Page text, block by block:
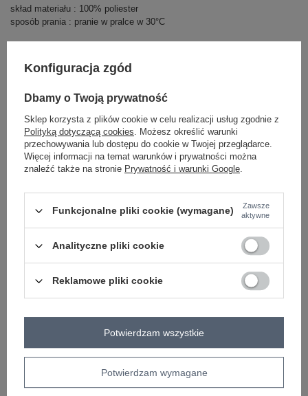
skład materiału : 100% poliester
sposób prania : pranie w pralce w 30°C
Marka
OCH BELLA
materiał
dominujący
poliester
długość
długa
cechy
dodatkowe
z podszewką kieszenie z paskiem jednorzędowy
bez kaptura
wypełnienie
nie dotyczy
guziki
jednorzędowe
pranie w pralce w 30°C
OPIS PRODUKTU
Konfiguracja zgód
Dbamy o Twoją prywatność
Sklep korzysta z plików cookie w celu realizacji usług zgodnie z
Polityką dotyczącą cookies. Możesz określić warunki
przechowywania lub dostępu do cookie w Twojej przeglądarce.
Więcej informacji na temat warunków i prywatności można
znaleźć także na stronie Prywatność i warunki Google.
Funkcjonalne pliki cookie (wymagane)
Zawsze
aktywne
Analityczne pliki cookie
Reklamowe pliki cookie
Potwierdzam wymagane
Potwierdzam wszystkie